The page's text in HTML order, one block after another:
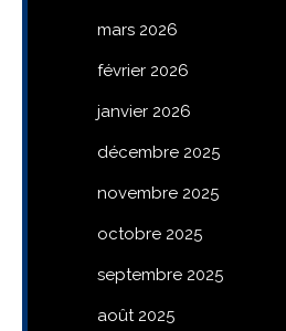
mars 2026
février 2026
janvier 2026
décembre 2025
novembre 2025
octobre 2025
septembre 2025
août 2025